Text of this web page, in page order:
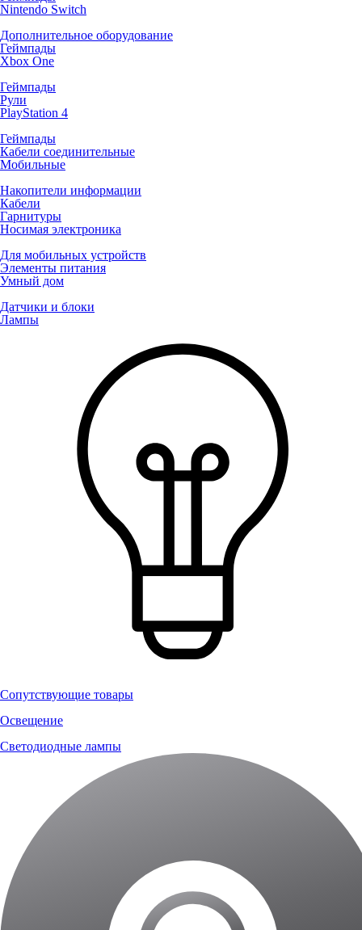
Nintendo Switch
Дополнительное оборудование
Геймпады
Xbox One
Геймпады
Рули
PlayStation 4
Геймпады
Кабели соединительные
Мобильные
Накопители информации
Кабели
Гарнитуры
Носимая электроника
Для мобильных устройств
Элементы питания
Умный дом
Датчики и блоки
Лампы
Сопутствующие товары
Освещение
Светодиодные лампы